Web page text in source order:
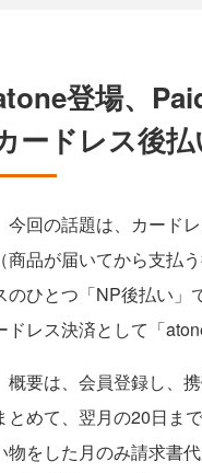
登場、
ードレス後
今回の話題は、カード
（商品が届いてから支払
のひとつ「NP後払い」
ドレス決済として「
概要は、会員登録し、
とめて、翌月の20日ま
物をした月のみ請求書